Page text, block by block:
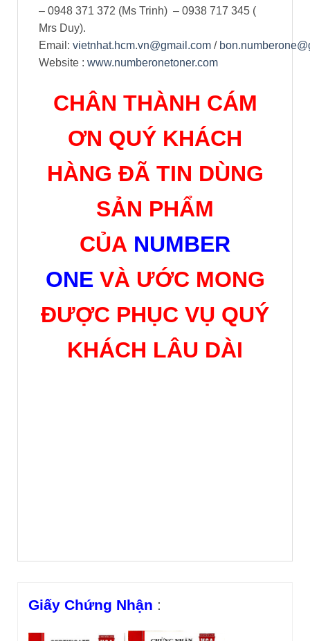
– 0948 371 372 (Ms Trinh) – 0938 717 345 (
Mrs Duy).
Email: vietnhat.hcm.vn@gmail.com /
Website : www.numberonetoner.com
CHÂN THÀNH CÁM
ƠN QUÝ KHÁCH
HÀNG ĐÃ TIN DÙNG
SẢN PHẨM
CỦA NUMBER
ONEVÀ ƯỚC MONG
ĐƯỢC PHỤC VỤ QUÝ
KHÁCH LÂU DÀI
Giấy Chứng Nhận :